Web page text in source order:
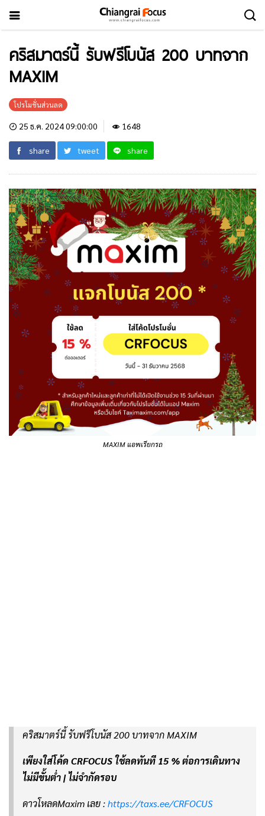
คริสมาตร์นี้ รับฟรีโบนัส 200 บาทจาก
MAXIM
โปรโมชั่นส่วนลด
25 ธ.ค. 2024 09:00:00 1648
share tweet share
MAXIM แอพเรียกรถ
คริสมาตร์นี้ รับฟรีโบนัส 200 บาทจาก MAXIM
เพียงใส่โค้ด CRFOCUS ใช้ลดทันที 15 % ต่อการเดินทาง
ไม่มีขั้นต่ำ | ไม่จำกัดรอบ
ดาวโหลดMaxim เลย :https://taxs.ee/CRFOCUS